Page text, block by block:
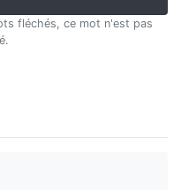
fléchés, ce mot n'est pas